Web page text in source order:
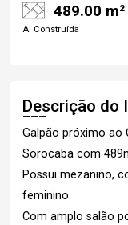
489.00 m²
A. Construída
Descrição do
Galpão próximo ao
Sorocaba com
Possui mezanino,
feminino.
Com amplo salão